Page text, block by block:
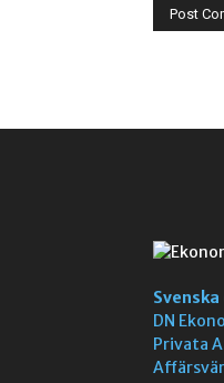
DN
Privata